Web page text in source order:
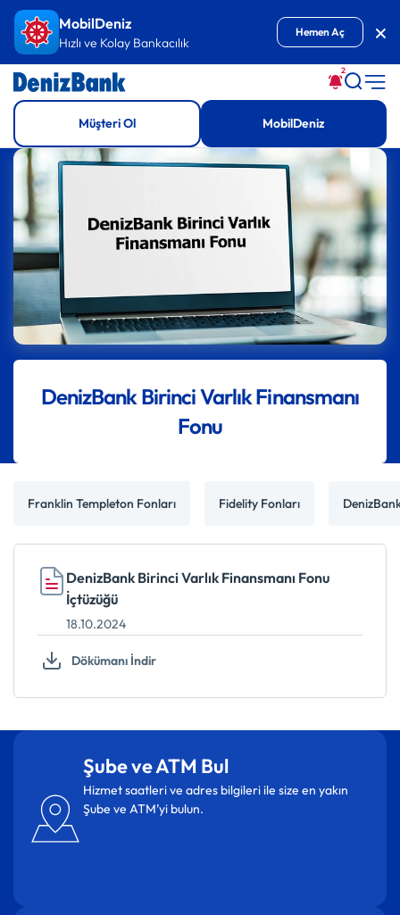
İçeriğe GitMobilDeniz
Hızlı ve Kolay Bankacılık
Hemen Aç
2
Müşteri Ol MobilDeniz
DenizBank Birinci Varlık Finansmanı
Fonu
Franklin Templeton Fonları Fidelity Fonları
DenizBank Birinci Varlık Finansmanı Fonu
İçtüzüğü
18.10.2024
Dökümanı İndir
Şube ve ATM Bul
Hizmet saatleri ve adres bilgileri ile size en yakın
Şube ve ATM’yi bulun.